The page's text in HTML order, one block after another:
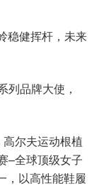
稳健挥杆，未来
尔夫运动根植
–全球顶级女子
，以高性能鞋履